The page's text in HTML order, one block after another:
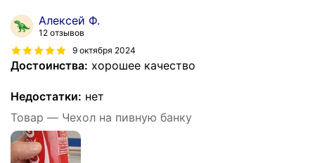
Алексей Ф.
12 отзывов
9 октября 2024
Достоинства: хорошее качество
Недостатки: нет
Товар — Чехол на пивную банку